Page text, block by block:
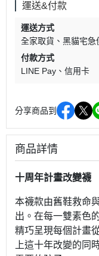
運送&付款
運送方式
全家取貨
黑貓宅急
付款方式
LINE Pay
信用卡
分享商品到
商品詳情
十周年計畫改變襪
本襪款由舊鞋救命
出。在每一雙素色
精巧呈現每個計畫
上這十年改變的同